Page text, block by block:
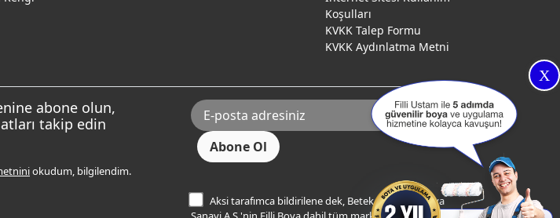
X
Koşulları
KVKK Talep Formu
KVKK Aydınlatma Metni
abone olun,
takip edin
okudum, bilgilendim.
Aksi tarafımca bildirilene dek, Betek Boya ve Kimya